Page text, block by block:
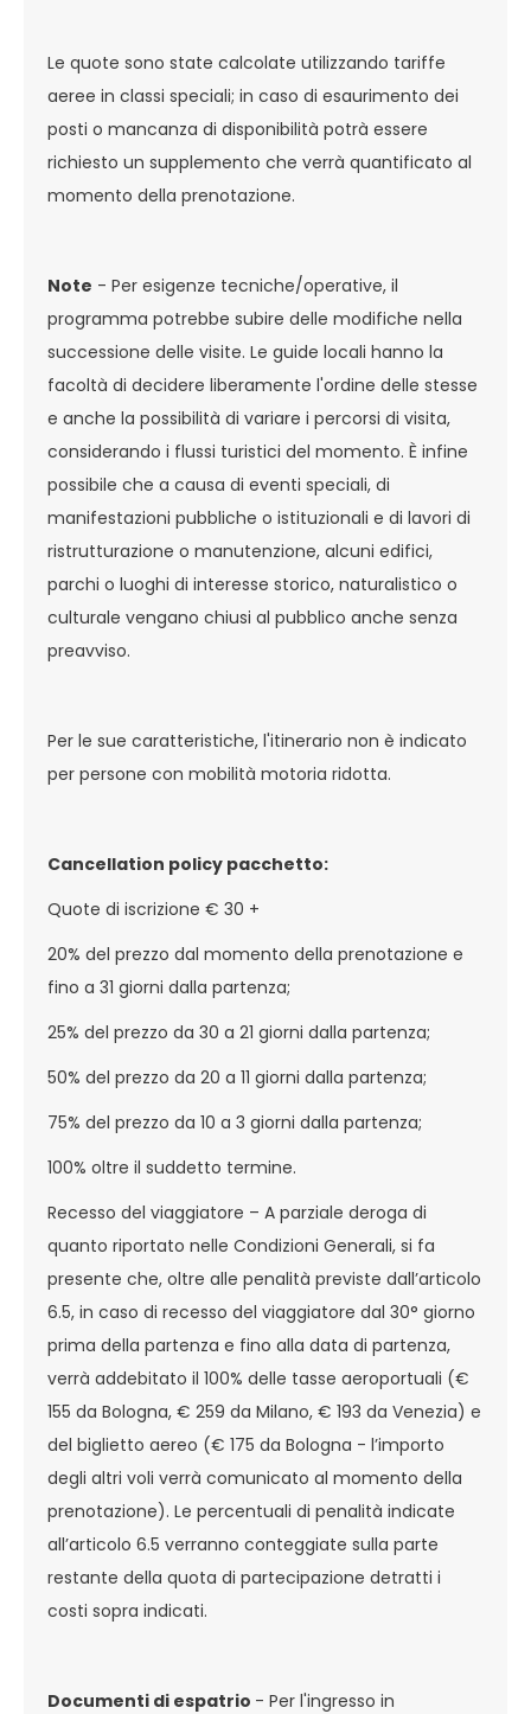
Le quote sono state calcolate utilizzando tariffe
aeree in classi speciali; in caso di esaurimento dei
posti o mancanza di disponibilità potrà essere
richiesto un supplemento che verrà quantificato al
momento della prenotazione.
Note - Per esigenze tecniche/operative, il
programma potrebbe subire delle modifiche nella
successione delle visite. Le guide locali hanno la
facoltà di decidere liberamente l'ordine delle stesse
e anche la possibilità di variare i percorsi di visita,
considerando i flussi turistici del momento. È infine
possibile che a causa di eventi speciali, di
manifestazioni pubbliche o istituzionali e di lavori di
ristrutturazione o manutenzione, alcuni edifici,
parchi o luoghi di interesse storico, naturalistico o
culturale vengano chiusi al pubblico anche senza
preavviso.
Per le sue caratteristiche, l'itinerario non è indicato
per persone con mobilità motoria ridotta.
Cancellation policy pacchetto:
Quote di iscrizione € 30 +
20% del prezzo dal momento della prenotazione e
fino a 31 giorni dalla partenza;
25% del prezzo da 30 a 21 giorni dalla partenza;
50% del prezzo da 20 a 11 giorni dalla partenza;
75% del prezzo da 10 a 3 giorni dalla partenza;
100% oltre il suddetto termine.
Recesso del viaggiatore – A parziale deroga di
quanto riportato nelle Condizioni Generali, si fa
presente che, oltre alle penalità previste dall’articolo
6.5, in caso di recesso del viaggiatore dal 30° giorno
prima della partenza e fino alla data di partenza,
verrà addebitato il 100% delle tasse aeroportuali (€
155 da Bologna, € 259 da Milano, € 193 da Venezia) e
del biglietto aereo (€ 175 da Bologna - l’importo
degli altri voli verrà comunicato al momento della
prenotazione). Le percentuali di penalità indicate
all’articolo 6.5 verranno conteggiate sulla parte
restante della quota di partecipazione detratti i
costi sopra indicati.
Documenti di espatrio - Per l'ingresso in